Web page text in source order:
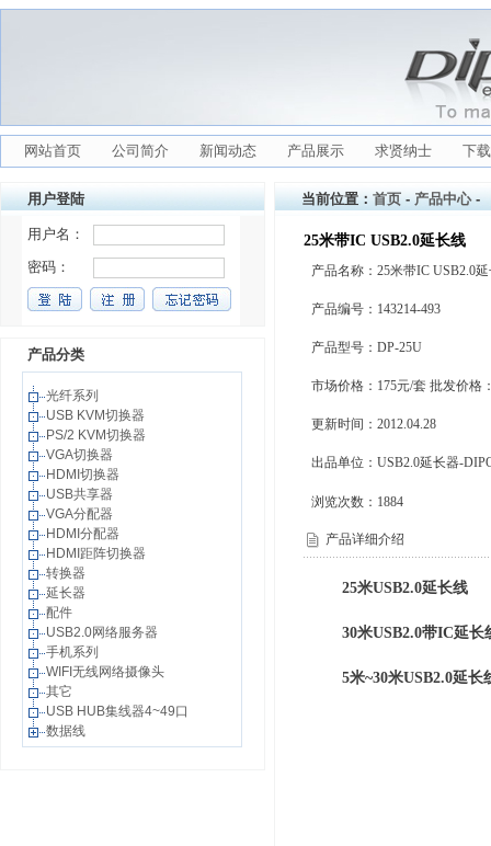
网站首页 公司简介 新闻动态 产品展示 求贤纳士 下
用户登陆
产品分类
光纤系列
USB KVM切换器
PS/2 KVM切换器
VGA切换器
HDMI切换器
USB共享器
VGA分配器
HDMI分配器
HDMI距阵切换器
转换器
延长器
配件
USB2.0网络服务器
手机系列
WIFI无线网络摄像头
其它
USB HUB集线器4~49口
数据线
当前位置： 首页- 产品中心-
25米带IC USB2.0延长线
产品名称：25米带IC USB2.0
产品编号：143214-493
产品型号：DP-25U
市场价格：175元/套 批发价格
更新时间：2012.04.28
出品单位：USB2.0延长器-
浏览次数： 1884
产品详细介绍
25米USB2.0延长线
30米USB2.0带IC延长
5米~30米USB2.0延长